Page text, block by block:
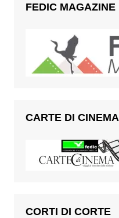
FEDIC MAGAZINE
CARTE DI CINEMA
CORTI DI CORTE